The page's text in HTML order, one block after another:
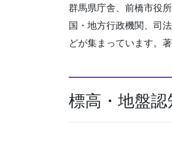
群馬県庁舎、前橋市役
国・地方行政機関、司
どが集まっています。
標高・地盤認